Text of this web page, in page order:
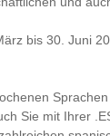
bis 30. Juni
Sie mit Ihrer